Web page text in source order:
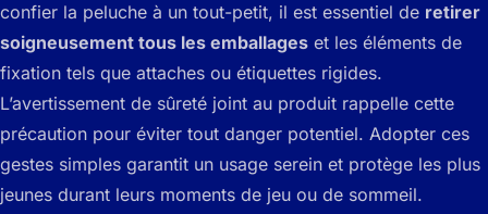
confier la peluche à un tout-petit, il est essentiel de retirer
soigneusement tous les emballages et les éléments de
fixation tels que attaches ou étiquettes rigides.
L’avertissement de sûreté joint au produit rappelle cette
précaution pour éviter tout danger potentiel. Adopter ces
gestes simples garantit un usage serein et protège les plus
jeunes durant leurs moments de jeu ou de sommeil.